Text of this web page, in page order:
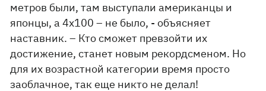
метров были, там выступали американцы и
японцы, а 4х100 – не было, - объясняет
наставник. – Кто сможет превзойти их
достижение, станет новым рекордсменом. Но
для их возрастной категории время просто
заоблачное, так еще никто не делал!